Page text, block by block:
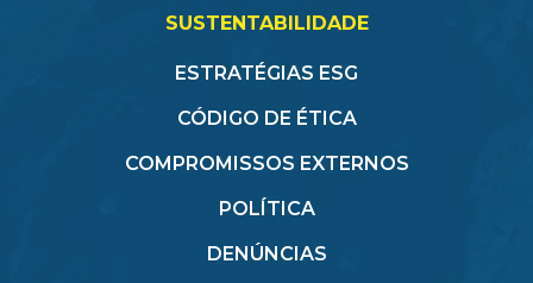
SUSTENTABILIDADE
ESTRATÉGIAS ESG
CÓDIGO DE ÉTICA
COMPROMISSOS EXTERNOS
POLÍTICA
DENÚNCIAS